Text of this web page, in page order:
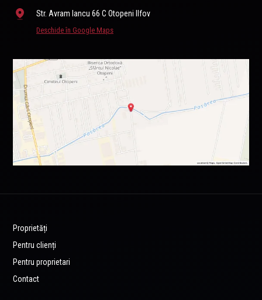
Str. Avram Iancu 66 C Otopeni Ilfov
Deschide în Google Maps
Proprietăți
Pentru clienți
Pentru proprietari
Contact